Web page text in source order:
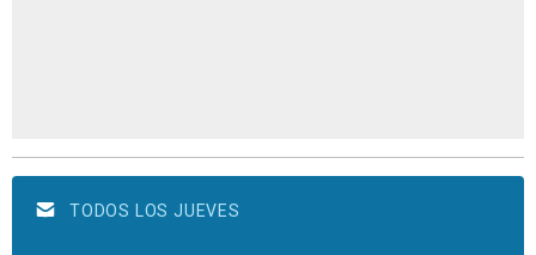
TODOS LOS JUEVES